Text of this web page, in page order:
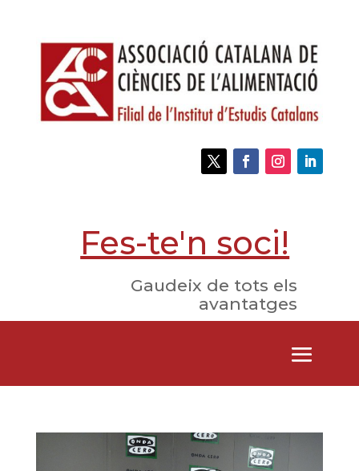
Fes-te'n soci!
Gaudeix de tots els
avantatges